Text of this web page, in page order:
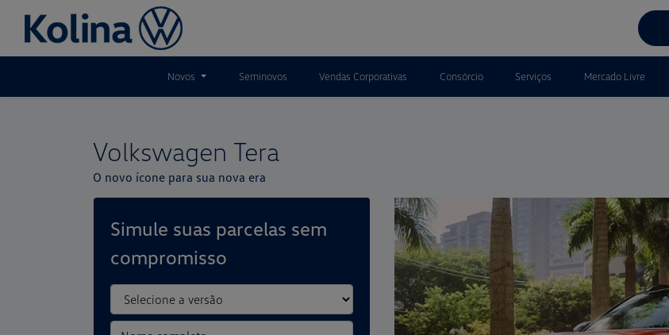
Novos Seminovos Vendas Corporativas Consórcio Serviços Mercado Livre
Volkswagen Tera
O novo ícone para sua nova era
Simule suas parcelas sem
compromisso